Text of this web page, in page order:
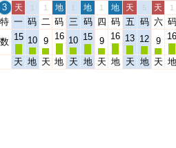
3 天 1 1 地 1 地 1 地 天 5 天 1
特 一 码 二 码 三 码 四 码 五 码 六 码
数 15 10 9 16 10 15 9 16 13 12 9 16
天 地 天 地 天 地 天 地 天 地 天 地